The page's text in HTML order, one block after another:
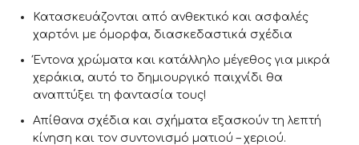
Κατασκευάζονται από ανθεκτικό και ασφαλές
χαρτόνι με όμορφα, διασκεδαστικά σχέδια
Έντονα χρώματα και κατάλληλο μέγεθος για μικρά
χεράκια, αυτό το δημιουργικό παιχνίδι θα
αναπτύξει τη φαντασία τους!
Απίθανα σχέδια και σχήματα εξασκούν τη λεπτή
κίνηση και τον συντονισμό ματιού – χεριού.